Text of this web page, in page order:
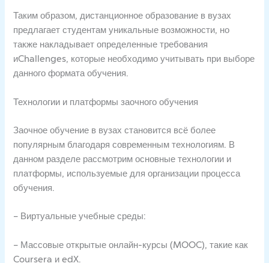
Таким образом, дистанционное образование в вузах
предлагает студентам уникальные возможности, но
также накладывает определенные требования
иChallenges, которые необходимо учитывать при выборе
данного формата обучения.
Технологии и платформы заочного обучения
Заочное обучение в вузах становится всё более
популярным благодаря современным технологиям. В
данном разделе рассмотрим основные технологии и
платформы, используемые для организации процесса
обучения.
– Виртуальные учебные среды:
– Массовые открытые онлайн-курсы (MOOC), такие как
Coursera и edX.